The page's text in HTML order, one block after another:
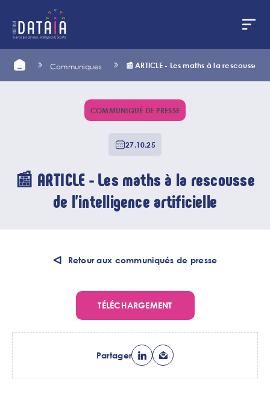
contenu
Communiques 📰 ARTICLE - Les maths à la
COMMUNIQUÉ DE PRESSE
27.10.25
📰 ARTICLE - Les maths à la rescousse
de l'intelligence artificielle
Retour aux communiqués de presse
TÉLÉCHARGEMENT
Partager
Panneau de gestion des cookies